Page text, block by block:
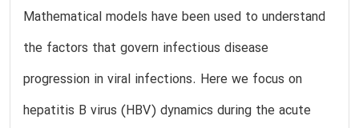
Mathematical models have been used to understand
the factors that govern infectious disease
progression in viral infections. Here we focus on
hepatitis B virus (HBV) dynamics during the acute